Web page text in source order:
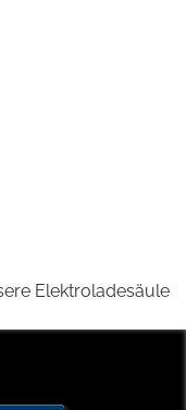
Elektroladesäule